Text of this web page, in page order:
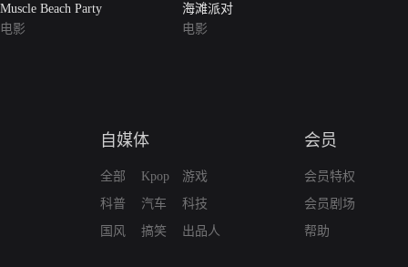
Muscle Beach Party
电影
海滩派对
电影
自媒体
全部
科普
国风
Kpop
汽车
搞笑
游戏
科技
出品人
会员
会员特权
会员剧场
帮助